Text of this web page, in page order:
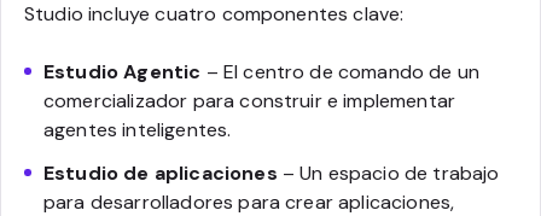
Studio incluye cuatro componentes clave:
Estudio Agentic – El centro de comando de un
comercializador para construir e implementar
agentes inteligentes.
Estudio de aplicaciones – Un espacio de trabajo
para desarrolladores para crear aplicaciones,